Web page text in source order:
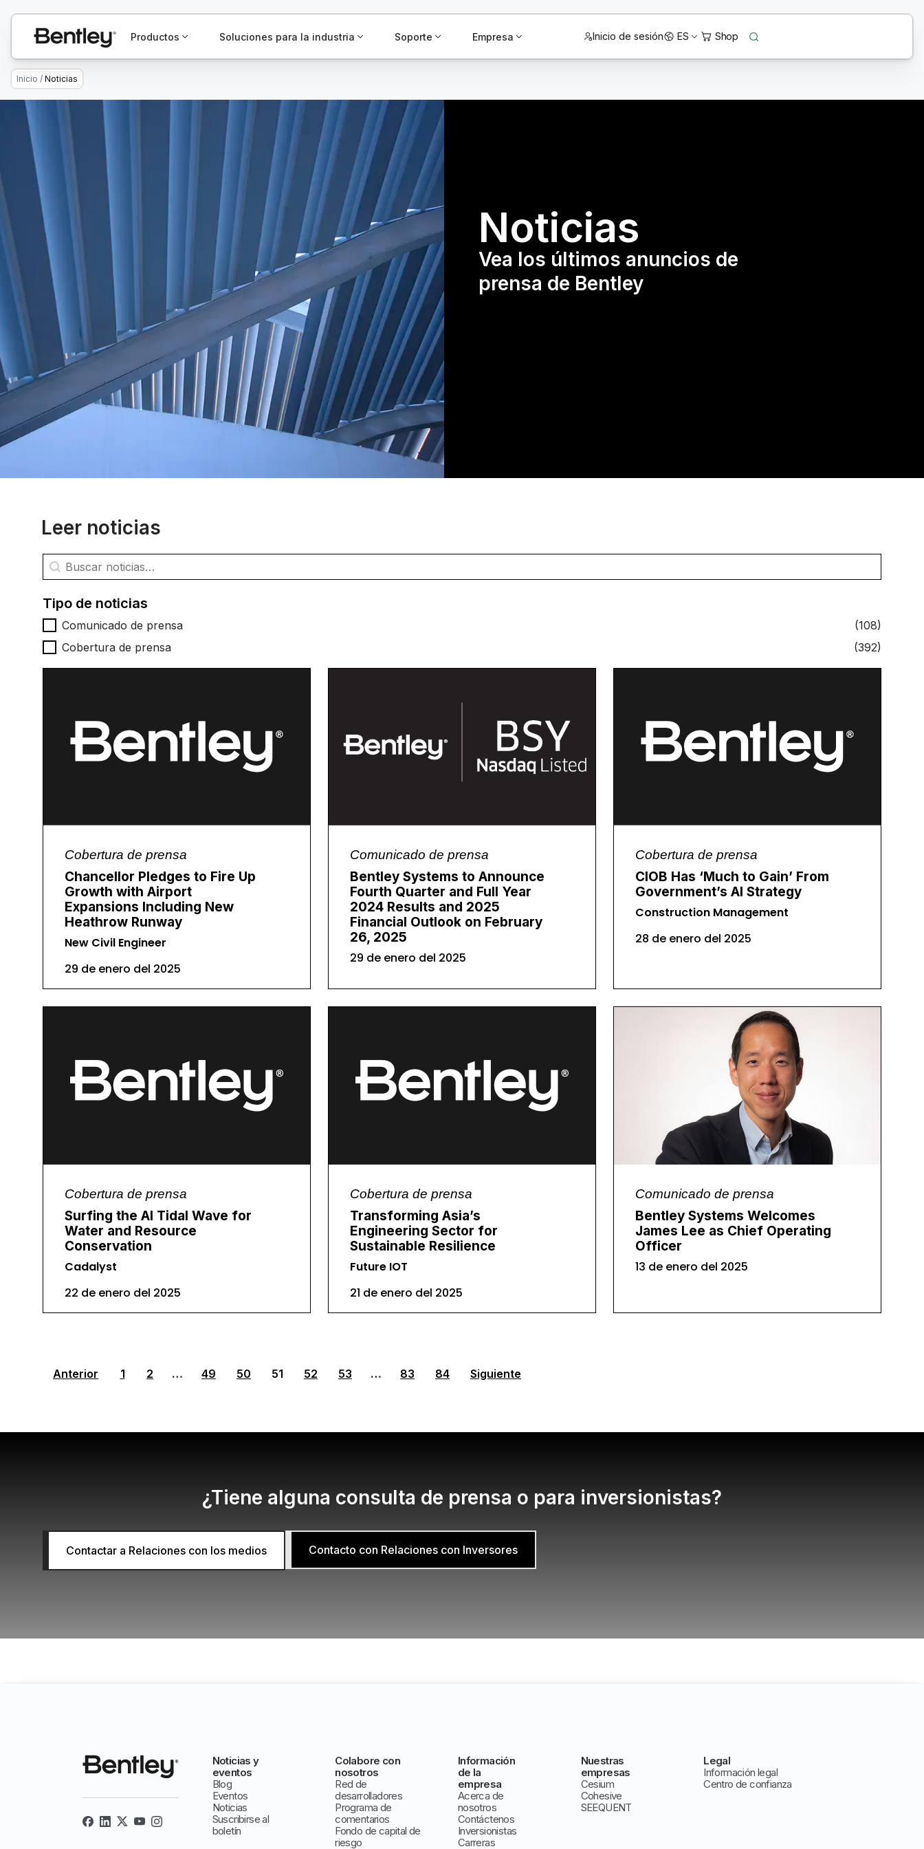
Productos Soluciones para la industria Soporte Empresa Inicio de sesión ES
Inicio / Noticias
Noticias
Vea los últimos anuncios de
prensa de Bentley
Leer noticias
Búsqueda de noticias
Buscar contenido
Tipo de noticias
Tipo de noticias
Comunicado de prensa
(108)
Cobertura de prensa
(392)
Cobertura de prensa
Chancellor Pledges to Fire Up
Growth with Airport
Expansions Including New
Heathrow Runway
New Civil Engineer
29 de enero del 2025
Comunicado de prensa
Bentley Systems to Announce
Fourth Quarter and Full Year
2024 Results and 2025
Financial Outlook on February
26, 2025
29 de enero del 2025
Cobertura de prensa
CIOB Has ‘Much to Gain’ From
Government’s AI Strategy
Construction Management
28 de enero del 2025
Cobertura de prensa
Surfing the AI Tidal Wave for
Water and Resource
Conservation
Cadalyst
22 de enero del 2025
Cobertura de prensa
Transforming Asia’s
Engineering Sector for
Sustainable Resilience
Future IOT
21 de enero del 2025
Comunicado de prensa
Bentley Systems Welcomes
James Lee as Chief Operating
Officer
13 de enero del 2025
Anterior 1 2 … 49 50 51 52 53 … 83 84 Siguiente
¿Tiene alguna consulta de prensa o para inversionistas?
Contactar a Relaciones con los medios Contacto con Relaciones con Inversores
Noticias y
eventos
Blog
Eventos
Noticias
Suscribirse al
boletín
Colabore con
nosotros
Red de
desarrolladores
Programa de
comentarios
Fondo de capital de
riesgo
Información
de la
empresa
Acerca de
nosotros
Contáctenos
Inversionistas
Carreras
Nuestras
empresas
Cesium
Cohesive
SEEQUENT
Legal
Información legal
Centro de confianza